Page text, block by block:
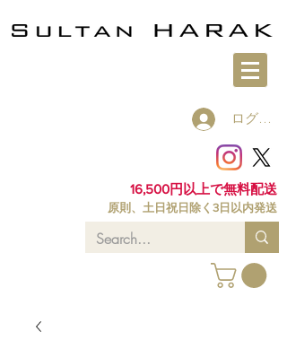
ログイン
16,500円以上で無料配送
原則、土日祝日除く3日以内発送